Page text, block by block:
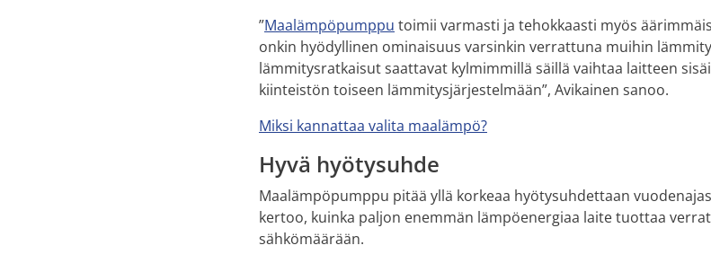
”Maalämpöpumppu toimii varmasti ja tehokkaasti myös
onkin hyödyllinen ominaisuus varsinkin verrattuna muihin
lämmitysratkaisut saattavat kylmimmillä säillä vaihtaa laitteen
kiinteistön toiseen lämmitysjärjestelmään”, Avikainen sanoo.
Miksi kannattaa valita maalämpö?
Hyvä hyötysuhde
Maalämpöpumppu pitää yllä korkeaa hyötysuhdettaan
kertoo, kuinka paljon enemmän lämpöenergiaa laite tuottaa
sähkömäärään.